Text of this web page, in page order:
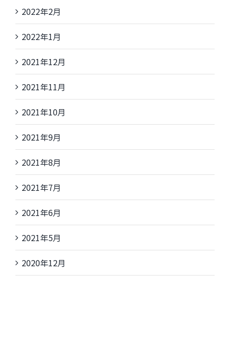
2022年2月
2022年1月
2021年12月
2021年11月
2021年10月
2021年9月
2021年8月
2021年7月
2021年6月
2021年5月
2020年12月